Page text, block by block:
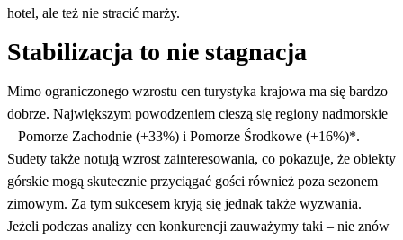
hotel, ale też nie stracić marży.
Stabilizacja to nie stagnacja
Mimo ograniczonego wzrostu cen turystyka krajowa ma się bardzo
dobrze. Największym powodzeniem cieszą się regiony nadmorskie
– Pomorze Zachodnie (+33%) i Pomorze Środkowe (+16%)*.
Sudety także notują wzrost zainteresowania, co pokazuje, że obiekty
górskie mogą skutecznie przyciągać gości również poza sezonem
zimowym. Za tym sukcesem kryją się jednak także wyzwania.
Jeżeli podczas analizy cen konkurencji zauważymy taki – nie znów